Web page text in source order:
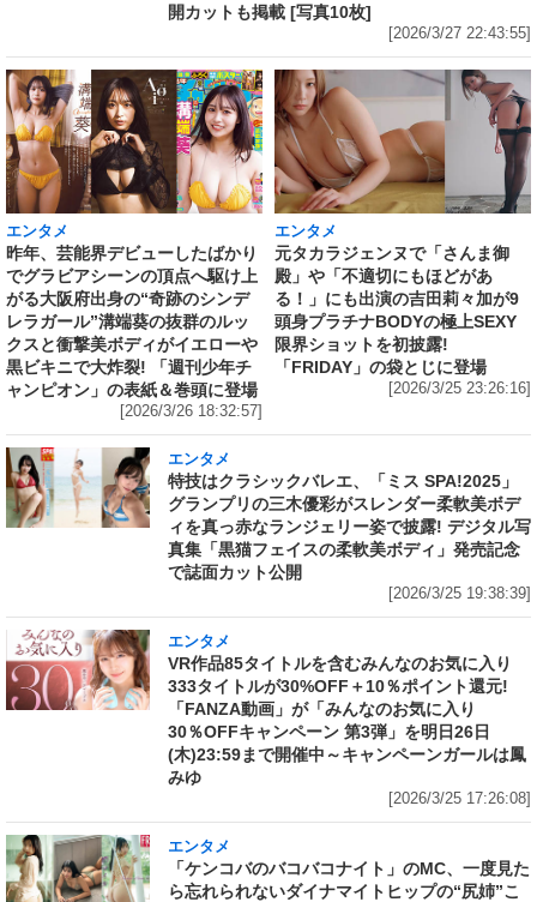
開カットも掲載 [写真10枚]
[2026/3/27 22:43:55]
エンタメ
昨年、芸能界デビューしたばかり
でグラビアシーンの頂点へ駆け上
がる大阪府出身の“奇跡のシンデ
レラガール”溝端葵の抜群のルッ
クスと衝撃美ボディがイエローや
黒ビキニで大炸裂! 「週刊少年チ
ャンピオン」の表紙＆巻頭に登場
[2026/3/26 18:32:57]
エンタメ
元タカラジェンヌで「さんま御
殿」や「不適切にもほどがあ
る！」にも出演の吉田莉々加が9
頭身プラチナBODYの極上SEXY
限界ショットを初披露!
「FRIDAY」の袋とじに登場
[2026/3/25 23:26:16]
エンタメ
特技はクラシックバレエ、「ミス SPA!2025」
グランプリの三木優彩がスレンダー柔軟美ボデ
ィを真っ赤なランジェリー姿で披露! デジタル写
真集「黒猫フェイスの柔軟美ボディ」発売記念
で誌面カット公開
[2026/3/25 19:38:39]
エンタメ
VR作品85タイトルを含むみんなのお気に入り
333タイトルが30%OFF＋10％ポイント還元!
「FANZA動画」が「みんなのお気に入り
30％OFFキャンペーン 第3弾」を明日26日
(木)23:59まで開催中～キャンペーンガールは鳳
みゆ
[2026/3/25 17:26:08]
エンタメ
「ケンコバのバコバコナイト」のMC、一度見た
ら忘れられないダイナマイトヒップの“尻姉”こ